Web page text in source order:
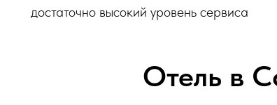
достаточно высокий уровень сервиса
Отель в